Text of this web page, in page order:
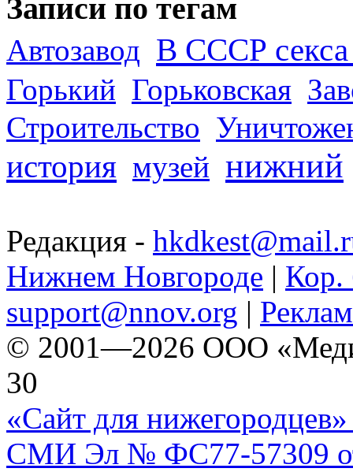
Записи по тегам
Автозавод В СССР секса
Горький Горьковская
Строительство
история музей нижний
Редакция -
Нижнем Новгороде | Кор.
support@nnov.org |
© 2001—2026 ООО
30
«Сайт для нижегородцев»
СМИ Эл № ФС77-57309